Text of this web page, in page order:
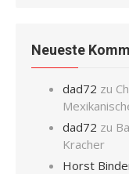
Neueste
dad72 zu
dad72 zu
Kracher
Horst